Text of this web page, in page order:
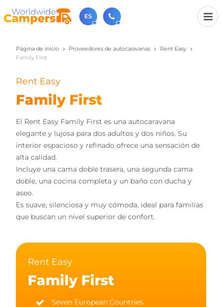
ES
+31 030-6974964
Contáctenos (de lunes a viernes de 09:00h a 17:30h).
sales@worldwidecampers.com
También puede contactarnos por email.
Página de inicio Proveedores de autocaravanas
Rent Easy
Family First
Rent Easy
Family First
El Rent Easy Family First es una autocaravana
elegante y lujosa para dos adultos y dos niños. Su
interior espacioso y refinado ofrece una sensación de
alta calidad.
Incluye una cama doble trasera, una segunda cama
doble, una cocina completa y un baño con ducha y
aseo.
Es suave, silenciosa y muy cómoda, ideal para familias
que buscan un nivel superior de confort.
Rent Easy
Family First
Seven European Countries